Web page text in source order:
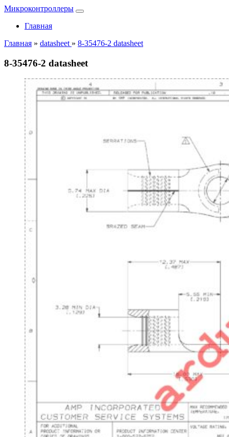
Микроконтроллеры
Главная
Главная » datasheet » 8-35476-2 datasheet
8-35476-2 datasheet